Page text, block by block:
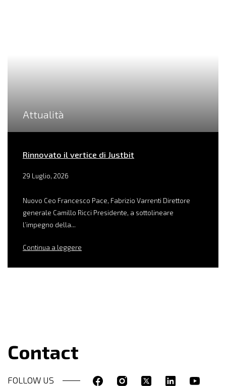
Attualità
Rinnovato il vertice di Justbit
29 Luglio, 2026
Nuovo Ceo Francesco Pace, Fabrizio Varrenti Direttore
generale Camillo Ricci Presidente, a sottolineare
l’impegno della...
Continua a leggere
Contact
FOLLOW US